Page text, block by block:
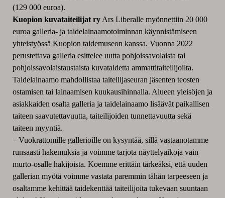
(129 000 euroa).
Kuopion kuvataiteilijat ryArs Liberalle myönnettiin 20 000
euroa galleria- ja taidelainaamotoiminnan käynnistämiseen
yhteistyössä Kuopion taidemuseon kanssa. Vuonna 2022
perustettava galleria esittelee uutta pohjoissavolaista tai
pohjoissavolaistaustaista kuvataidetta ammattitaiteilijoilta.
Taidelainaamo mahdollistaa taiteilijaseuran jäsenten teosten
ostamisen tai lainaamisen kuukausihinnalla. Alueen yleisöjen ja
asiakkaiden osalta galleria ja taidelainaamo lisäävät paikallisen
taiteen saavutettavuutta, taiteilijoiden tunnettavuutta sekä
taiteen myyntiä.
– Vuokrattomille gallerioille on kysyntää, sillä vastaanotamme
runsaasti hakemuksia ja voimme tarjota näyttelyaikoja vain
murto-osalle hakijoista. Koemme erittäin tärkeäksi, että uuden
gallerian myötä voimme vastata paremmin tähän tarpeeseen ja
osaltamme kehittää taidekenttää taiteilijoita tukevaan suuntaan